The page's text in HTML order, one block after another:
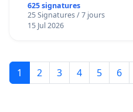
625 signatures
25 Signatures / 7 jours
15 Jul 2026
1 2 3 4 5 6